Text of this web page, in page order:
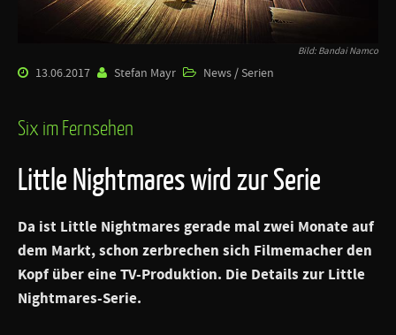
Bild: Bandai Namco
13.06.2017 Stefan Mayr News / Serien
Six im Fernsehen
Little Nightmares wird zur Serie
Da ist Little Nightmares gerade mal zwei Monate auf
dem Markt, schon zerbrechen sich Filmemacher den
Kopf über eine TV-Produktion. Die Details zur Little
Nightmares-Serie.